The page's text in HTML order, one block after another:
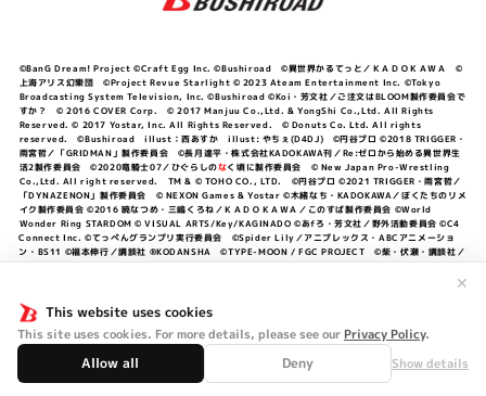
This website uses cookies
This site uses cookies. For more details, please see our Privacy Policy.
Allow all Deny Show details
✕
©BanG Dream! Project ©Craft Egg Inc. ©Bushiroad ©異世界かるてっと／ＫＡＤＯＫＡＷＡ ©
上海アリス幻樂団 ©Project Revue Starlight © 2023 Ateam Entertainment Inc. ©Tokyo
Broadcasting System Television, Inc. ©Bushiroad ©Koi・芳文社／ご注文はBLOOM製作委員会で
すか？ © 2016 COVER Corp. © 2017 Manjuu Co.,Ltd. & YongShi Co.,Ltd. All Rights
Reserved. © 2017 Yostar, Inc. All Rights Reserved. © Donuts Co. Ltd. All rights
reserved. ©Bushiroad illust：西あすか illust: やちぇ(D4DJ) ©円谷プロ ©2018 TRIGGER・
雨宮哲／「GRIDMAN」製作委員会 ©長月達平・株式会社KADOKAWA刊／Re:ゼロから始める異世界生
活2製作委員会 ©2020竜騎士07／ひぐらしのなく頃に製作委員会 © New Japan Pro-Wrestling
Co.,Ltd. All right reserved. TM & © TOHO CO., LTD. ©円谷プロ ©2021 TRIGGER・雨宮哲／
「DYNAZENON」製作委員会 © NEXON Games & Yostar ©木緒なち・KADOKAWA／ぼくたちのリメ
イク製作委員会 ©2016 暁なつめ・三嶋くろね／ＫＡＤＯＫＡＷＡ／このすば製作委員会 ©World
Wonder Ring STARDOM © VISUAL ARTS/Key/KAGINADO ©あfろ・芳文社／野外活動委員会 ©C4
Connect Inc. ©てっぺんグランプリ実行委員会 ©Spider Lily／アニプレックス・ABCアニメーショ
ン・BS11 ©福本伸行／講談社 ®KODANSHA ©TYPE-MOON / FGC PROJECT ©柴・伏瀬・講談社／
©中村力斗・野澤ゆき子／集英社・君のことが大大大大大好きな製作委員会 ©IIS-P／ぽんのみち製作委
員会 ©円谷プロ ©2023 TRIGGER・雨宮哲／「劇場版グリッドマンユニバース」製作委員会 © NEXON
Games／アビドス商店街 ©プロジェクトラブライブ！蓮ノ空女学院スクールアイドルクラブ ©「勇気爆
発バーンブレイバーン」製作委員会